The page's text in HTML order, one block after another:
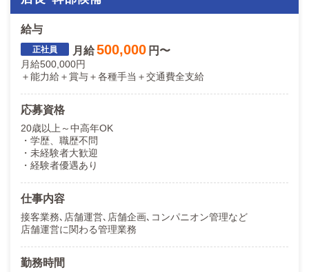
給与
月給500,000 円〜
月給500,000円
＋能力給＋賞与＋各種手当＋交通費全支給
応募資格
20歳以上～中高年OK
・学歴、職歴不問
・未経験者大歓迎
・経験者優遇あり
仕事内容
接客業務､店舗運営､店舗企画､コンパニオン管理など
店舗運営に関わる管理業務
勤務時間